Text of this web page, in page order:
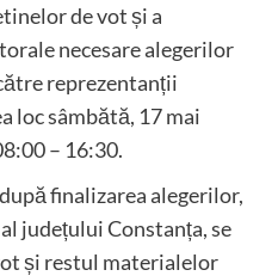
de vot și a
necesare alegerilor
reprezentanții
loc sâmbătă, 17 mai
– 16:30.
finalizarea alegerilor,
județului Constanța, se
și restul materialelor